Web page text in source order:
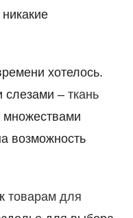
хотелось.
слезами –ткань
множествами
возможность
товарам для